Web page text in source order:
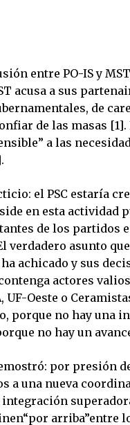
entre PO-IS y
acusa a sus
de
de las masas [1].
a las
el PSC estaría
en esta actividad
de los partidos
asunto
ha achicado y sus
actores
Oeste o
porque no hay una
no hay un
por presión
a una nueva
arriba”entre